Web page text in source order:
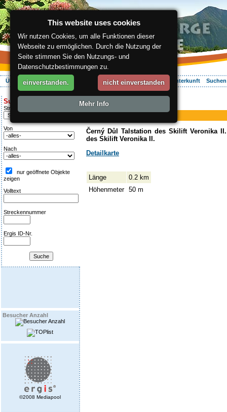
Über die Region Aktiv Erleben Entspannung Ihr Urlaub Unterkunft
Suche:
Streckentipp
Von
Nach
nur geöffnete Objekte
zeigen
Volltext
Streckennummer
Ergis ID-Nr.
Besucher Anzahl
©2008 Mediapool
ergis.cz>Aktiv Erleben> Veronika II.
Skilift
Veronika II.
Černý Důl Talstation des Skilift Veronika
des Skilift Veronika II.
Detailkarte
Länge
0.2 km
Höhenmeter 50 m
This website uses cookies
Wir nutzen Cookies, um alle Funktionen dieser
Webseite zu ermöglichen. Durch die Nutzung der
Seite stimmen Sie den Nutzungs- und
Datenschutzbestimmungen zu.
einverstanden. nicht einverstanden
Mehr Info